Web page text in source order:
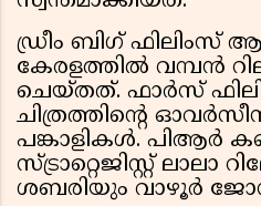
ഡ്രീം ബിഗ് ഫിലിംസ്
കേരളത്തിൽ വമ്പൻ
ചെയ്തത്. ഫാർസ്
ചിത്രത്തിൻ്റെ
പങ്കാളികൾ. പിആർ
സ്ട്രാറ്റെജിസ്റ്റ്
ശബരിയും വാഴൂർ